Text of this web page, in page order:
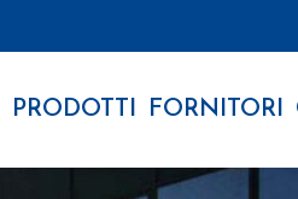
PRODOTTI FORNITORI